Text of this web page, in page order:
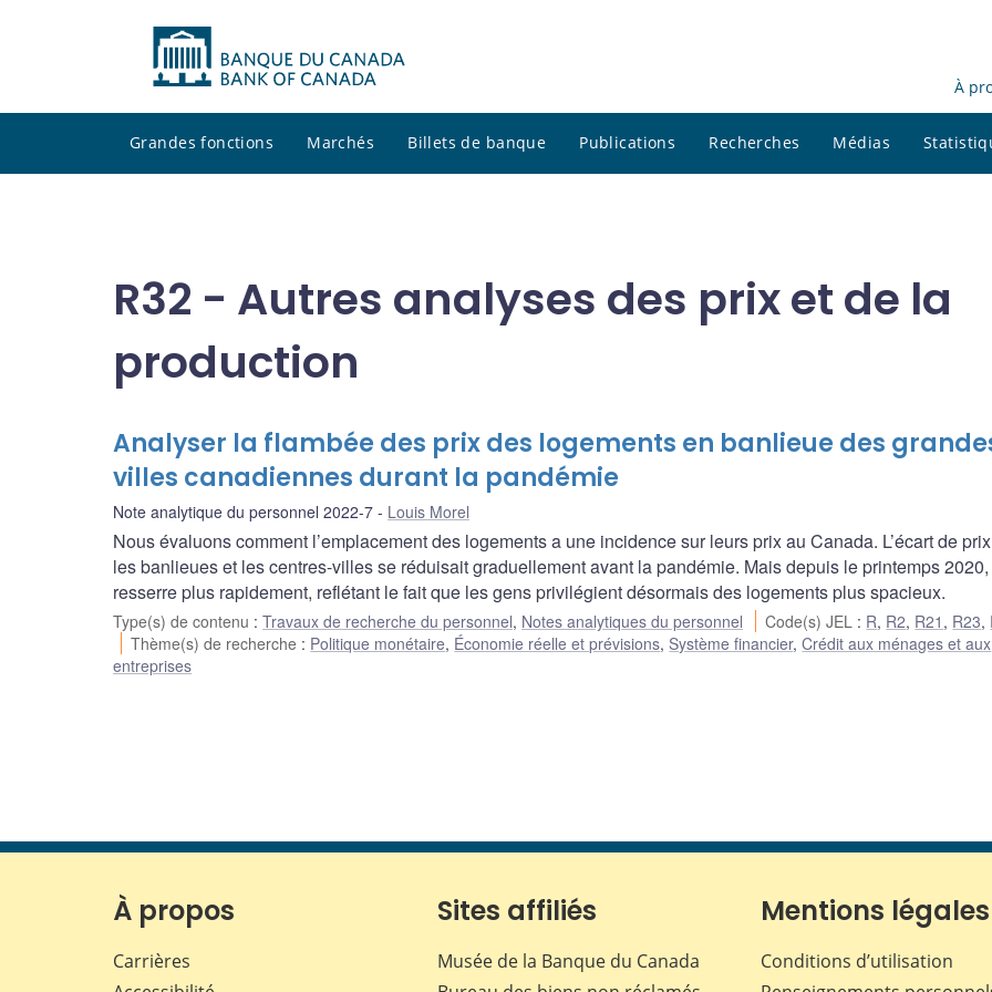
À
Grandes fonctions Marchés Billets de banque Publications Recherches Médias
R32 - Autres analyses des prix et de la
production
Analyser la flambée des prix des logements en banlieue des
villes canadiennes durant la pandémie
Note analytique du personnel 2022-7 Louis Morel
Nous évaluons comment l’emplacement des logements a une incidence sur leurs prix au Canada. L’écart de
les banlieues et les centres-villes se réduisait graduellement avant la pandémie. Mais depuis le printemps
resserre plus rapidement, reflétant le fait que les gens privilégient désormais des logements plus spacieux.
Type(s) de contenu : Travaux de recherche du personnel, Notes analytiques du personnel Code(s) JEL : R, R2, R21 , R23,
Thème(s) de recherche : Politique monétaire, Économie réelle et prévisions, Système financier,Crédit aux ménages et aux
entreprises
À propos
Carrières
Sites affiliés
Musée de la Banque du Canada
Mentions légales
Conditions d’utilisation